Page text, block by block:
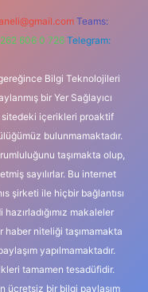
Teams:
606 0 726 Telegram:
Bilgi Teknolojileri
bir Yer Sağlayıcı
içerikleri proaktif
bulunmamaktadır.
taşımakta olup,
sayılırlar. Bu internet
şirketi ile hiçbir bağlantısı
makaleler
haber niteliği taşımamakta
yapılmamaktadır.
tamamen tesadüfidir.
ücretsiz bir bilgi paylaşım